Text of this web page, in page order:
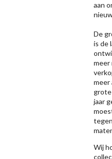
aan
De
is de
meer
meer
grote
jaar
Wij